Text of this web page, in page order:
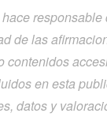
responsable
de las
contenidos
en esta
datos y